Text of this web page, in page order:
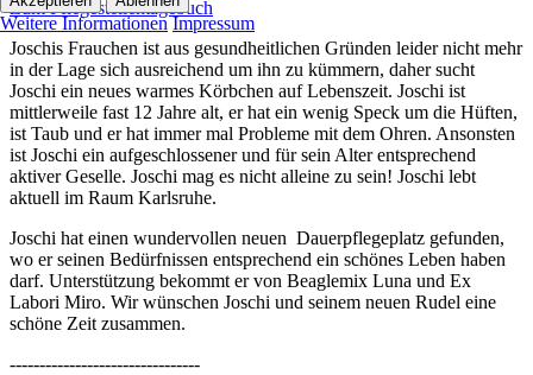
Zum Pflegestellentagebuch
Joschis Frauchen ist aus gesundheitlichen Gründen leider nicht mehr
in der Lage sich ausreichend um ihn zu kümmern, daher sucht
Joschi ein neues warmes Körbchen auf Lebenszeit. Joschi ist
mittlerweile fast 12 Jahre alt, er hat ein wenig Speck um die Hüften,
ist Taub und er hat immer mal Probleme mit dem Ohren. Ansonsten
ist Joschi ein aufgeschlossener und für sein Alter entsprechend
aktiver Geselle. Joschi mag es nicht alleine zu sein! Joschi lebt
aktuell im Raum Karlsruhe.
Joschi hat einen wundervollen neuen Dauerpflegeplatz gefunden,
wo er seinen Bedürfnissen entsprechend ein schönes Leben haben
darf. Unterstützung bekommt er von Beaglemix Luna und Ex
Labori Miro. Wir wünschen Joschi und seinem neuen Rudel eine
schöne Zeit zusammen.
--------------------------------
Weitere Informationen Impressum